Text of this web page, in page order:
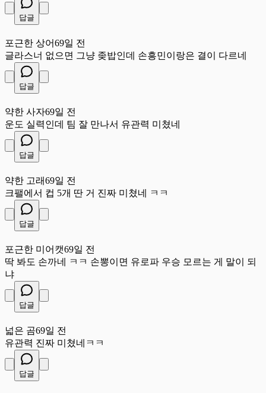
답글
포근한 상어69일 전
글라스너 없으면 그냥 좆밥인데 손흥민이랑은 결이 다르네
답글
약한 사자69일 전
운도 실력인데 팀 잘 만나서 유관력 미쳤네
답글
약한 고래69일 전
크팰에서 컵 5개 딴 거 진짜 미쳤네 ㅋㅋ
답글
포근한 미어캣69일 전
딱 봐도 손까네 ㅋㅋ 손뽕이면 유로파 우승 모르는 게 말이 되
냐
답글
넓은 곰69일 전
유관력 진짜 미쳤네ㅋㅋ
답글